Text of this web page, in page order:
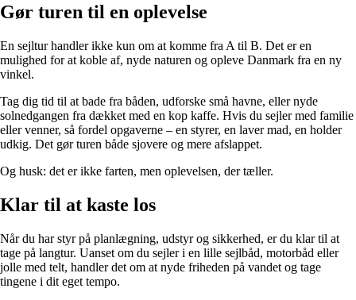
Gør turen til en oplevelse
En sejltur handler ikke kun om at komme fra A til B. Det er en
mulighed for at koble af, nyde naturen og opleve Danmark fra en ny
vinkel.
Tag dig tid til at bade fra båden, udforske små havne, eller nyde
solnedgangen fra dækket med en kop kaffe. Hvis du sejler med familie
eller venner, så fordel opgaverne – en styrer, en laver mad, en holder
udkig. Det gør turen både sjovere og mere afslappet.
Og husk: det er ikke farten, men oplevelsen, der tæller.
Klar til at kaste los
Når du har styr på planlægning, udstyr og sikkerhed, er du klar til at
tage på langtur. Uanset om du sejler i en lille sejlbåd, motorbåd eller
jolle med telt, handler det om at nyde friheden på vandet og tage
tingene i dit eget tempo.